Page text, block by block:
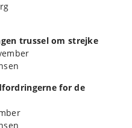
trussel om strejke
for de